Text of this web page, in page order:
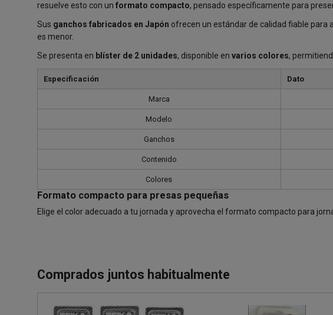
resuelve esto con un formato compacto, pensado específicamente para
Sus ganchos fabricados en Japón ofrecen un estándar de calidad fiable para
es menor.
Se presenta en blíster de 2 unidades, disponible en varios colores,
Especificación Dato
Marca
Modelo
Ganchos
Contenido
Colores
Formato compacto para presas pequeñas
Elige el color adecuado a tu jornada y aprovecha el formato compacto para
Comprados juntos habitualmente